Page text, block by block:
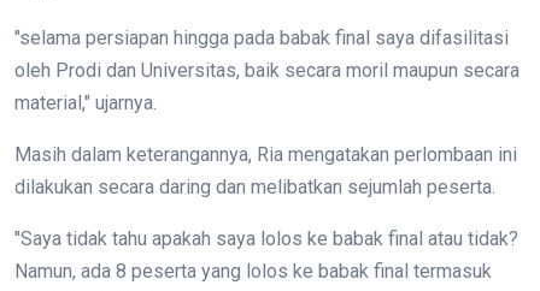
"selama persiapan hingga pada babak final saya difasilitasi
oleh Prodi dan Universitas, baik secara moril maupun secara
material," ujarnya.
Masih dalam keterangannya, Ria mengatakan perlombaan ini
dilakukan secara daring dan melibatkan sejumlah peserta.
"Saya tidak tahu apakah saya lolos ke babak final atau tidak?
Namun, ada 8 peserta yang lolos ke babak final termasuk